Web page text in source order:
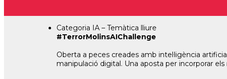
Categoria IA – Temàtica lliure
#TerrorMolinsAIChallenge
Oberta a peces creades amb intel·ligència
manipulació digital. Una aposta per incorporar